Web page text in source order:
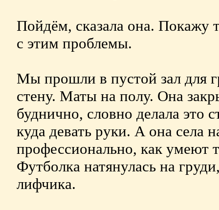
Пойдём, сказала она. Покажу
с этим проблемы.
Мы прошли в пустой зал для
стену. Маты на полу. Она
буднично, словно делала это
куда девать руки. А она села
профессионально, как умеют
Футболка натянулась на
лифчика.